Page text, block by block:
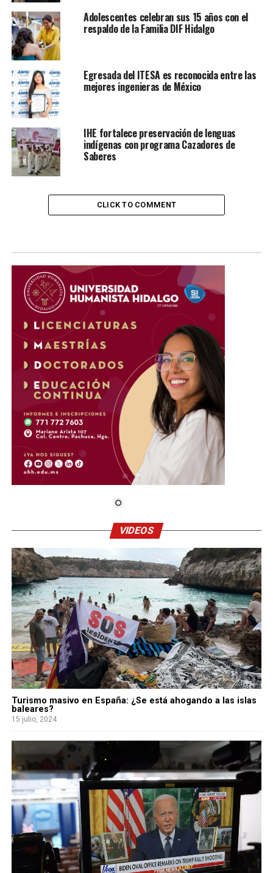
Adolescentes celebran sus 15 años con el
respaldo de la Familia DIF Hidalgo
Egresada del ITESA es reconocida entre las
mejores ingenieras de México
IHE fortalece preservación de lenguas
indígenas con programa Cazadores de
Saberes
CLICK TO COMMENT
VIDEOS
Turismo masivo en España: ¿Se está ahogando a las islas
baleares?
15 julio, 2024